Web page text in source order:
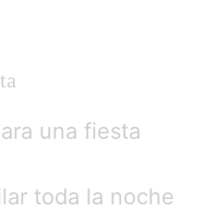
una fiesta
toda la noche